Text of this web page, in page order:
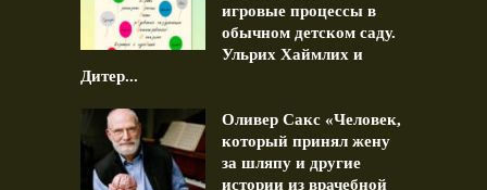
игровые процессы в
обычном детском саду.
Ульрих Хаймлих и
Дитер...
Оливер Сакс «Человек,
который принял жену
за шляпу и другие
истории из врачебной